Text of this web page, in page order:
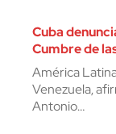
Cuba
Cumbre de
América
Venezuela,
Antonio…